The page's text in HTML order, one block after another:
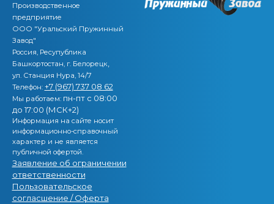
Производственное
предприятие
ООО "Уральский Пружинный
Завод"
Россия, Ресупублика
Башкортостан, г. Белорецк,
ул. Станция Нура, 14/7
Телефон: +7 (967) 737 08 62
Мы работаем: пн-пт с 08:00
до 17:00 (МСК+2)
Информация на сайте носит
информационно-справочный
характер и не является
публичной офертой.
Заявление об ограничении
ответственности
Пользовательское
согласшение / Оферта